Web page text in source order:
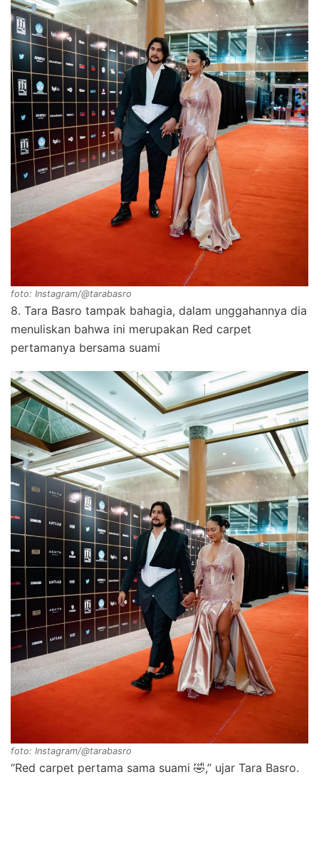
foto: Instagram/@tarabasro
8. Tara Basro tampak bahagia, dalam unggahannya dia
menuliskan bahwa ini merupakan Red carpet
pertamanya bersama suami
foto: Instagram/@tarabasro
“Red carpet pertama sama suami 🤣,” ujar Tara Basro.